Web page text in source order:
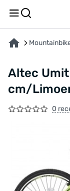
Altec
cm/
0
OVER HET PRODUCT